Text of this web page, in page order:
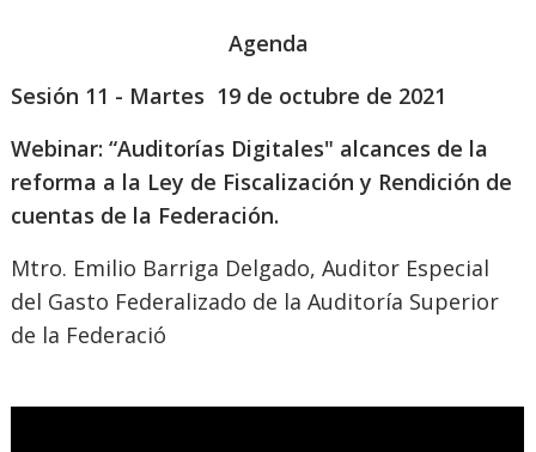
Agenda
Sesión 11 - Martes 19 de octubre de 2021
Webinar: “Auditorías Digitales" alcances de la
reforma a la Ley de Fiscalización y Rendición de
cuentas de la Federación.
Mtro. Emilio Barriga Delgado, Auditor Especial
del Gasto Federalizado de la Auditoría Superior
de la Federació